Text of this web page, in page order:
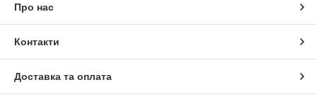
Про нас
Контакти
Доставка та оплата